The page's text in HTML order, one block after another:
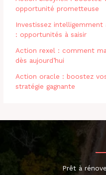
opportunité prometteuse
Investissez
: opportunités à saisir
Action rexel : comment
dès aujourd’hui
Action oracle : boostez
stratégie gagnante
Prêt à